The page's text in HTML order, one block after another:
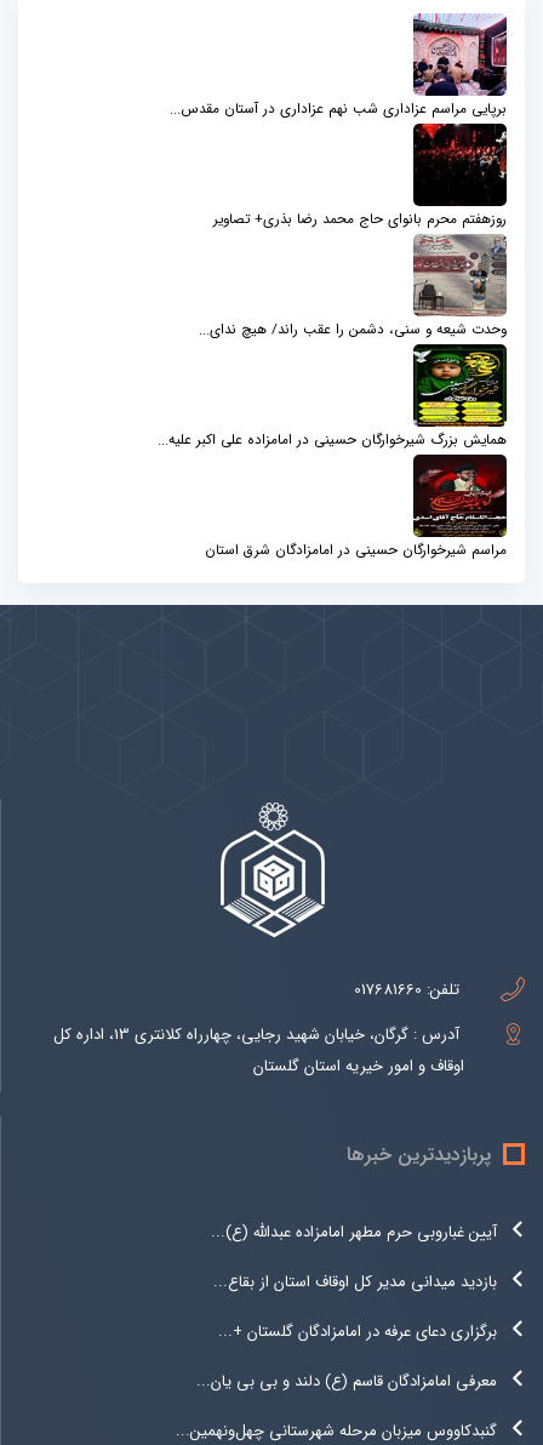
برپایی مراسم عزاداری شب نهم عزاداری در آستان مقدس...
روزهفتم محرم بانوای حاج محمد رضا بذری+ تصاویر
وحدت شیعه و سنی، دشمن را عقب راند/ هیچ ندای...
همایش بزرگ شیرخوارگان حسینی در امامزاده علی اکبر علیه...
مراسم شیرخوارگان حسینی در امامزادگان شرق استان
تلفن: 017681660
آدرس : گرگان، خیابان شهید رجایی، چهارراه کلانتری 13، اداره کل
اوقاف و امور خیریه استان گلستان
پربازدیدترین خبرها
آیین غباروبی حرم مطهر امامزاده عبدالله (ع)...
بازدید میدانی مدیر کل اوقاف استان از بقاع...
برگزاری دعای عرفه در امامزادگان گلستان +...
معرفی امامزادگان قاسم (ع) دلند و بی بی یان...
گنبدکاووس میزبان مرحله شهرستانی چهل‌ونهمین...